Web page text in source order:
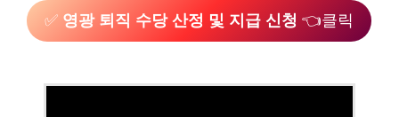
✅ 영광 퇴직 수당 산정 및 지급 신청 👈클릭